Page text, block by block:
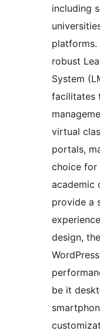
including
platforms.
robust
System
facilitates
virtual
portals,
choice for
academic
provide a
design,
be it